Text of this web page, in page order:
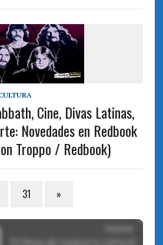
Cine, Divas Latinas,
Novedades en Redbook
Troppo / Redbook)
31 »